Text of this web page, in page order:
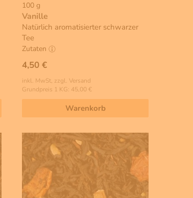
100 g
Vanille
Natürlich aromatisierter schwarzer
Tee
Zutaten
4,50 €
inkl. MwSt, zzgl. Versand
Grundpreis 1 KG: 45,00 €
Warenkorb